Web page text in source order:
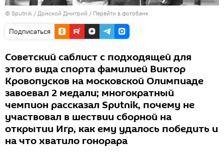
© Sputnik / Донской Дмитрий / Перейти в фотобанк
Подписаться
Советский саблист с подходящей для
этого вида спорта фамилией Виктор
Кровопусков на московской Олимпиаде
завоевал 2 медали; многократный
чемпион рассказал Sputnik, почему не
участвовал в шествии сборной на
открытии Игр, как ему удалось победить и
на что хватило гонорара